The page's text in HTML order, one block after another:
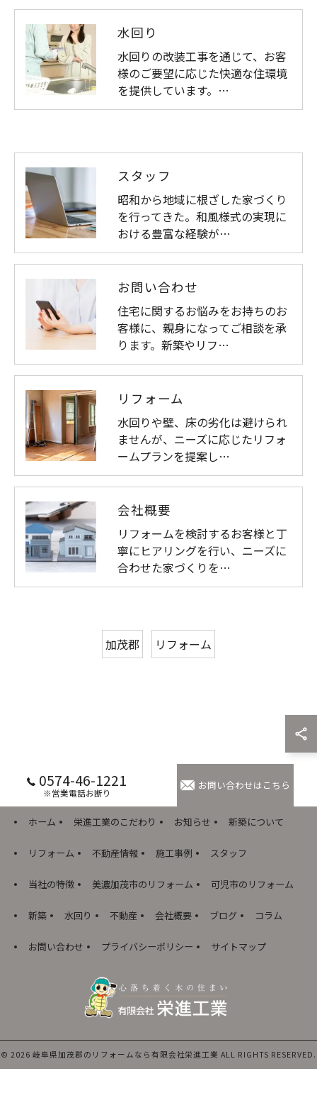
水回り
水回りの改装工事を通じて、お客
様のご要望に応じた快適な住環境
を提供しています。…
スタッフ
昭和から地域に根ざした家づくり
を行ってきた。和風様式の実現に
おける豊富な経験が…
お問い合わせ
住宅に関するお悩みをお持ちのお
客様に、親身になってご相談を承
ります。新築やリフ…
リフォーム
水回りや壁、床の劣化は避けられ
ませんが、ニーズに応じたリフォ
ームプランを提案し…
会社概要
リフォームを検討するお客様と丁
寧にヒアリングを行い、ニーズに
合わせた家づくりを…
加茂郡 リフォーム
0574-46-1221
※営業電話お断り
お問い合わせはこちら
ホーム 栄進工業のこだわり お知らせ 新築について
リフォーム 不動産情報 施工事例 スタッフ
当社の特徴 美濃加茂市のリフォーム 可児市のリフォーム
新築 水回り 不動産 会社概要 ブログ コラム
お問い合わせ プライバシーポリシー サイトマップ
© 2026 岐阜県加茂郡のリフォームなら有限会社栄進工業 ALL RIGHTS RESERVED.